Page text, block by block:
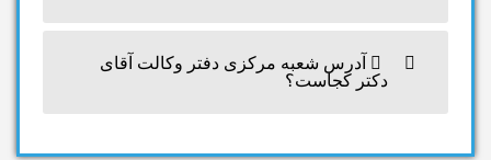
آدرس شعبه مرکزی دفتر وکالت آقای
دکتر کجاست؟